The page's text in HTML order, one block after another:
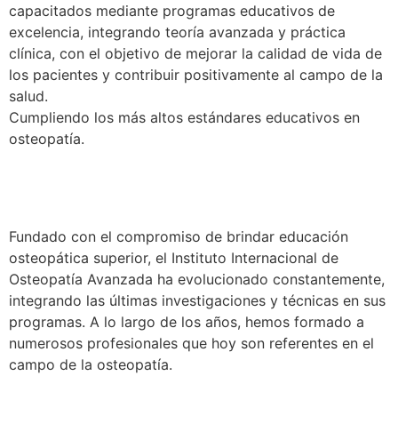
capacitados mediante programas educativos de
excelencia, integrando teoría avanzada y práctica
clínica, con el objetivo de mejorar la calidad de vida de
los pacientes y contribuir positivamente al campo de la
salud.
Cumpliendo los más altos estándares educativos en
osteopatía.
Fundado con el compromiso de brindar educación
osteopática superior, el Instituto Internacional de
Osteopatía Avanzada ha evolucionado constantemente,
integrando las últimas investigaciones y técnicas en sus
programas. A lo largo de los años, hemos formado a
numerosos profesionales que hoy son referentes en el
campo de la osteopatía.